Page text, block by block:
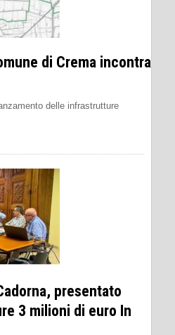
di Crema incontra
delle infrastrutture
presentato
3 milioni di euro In